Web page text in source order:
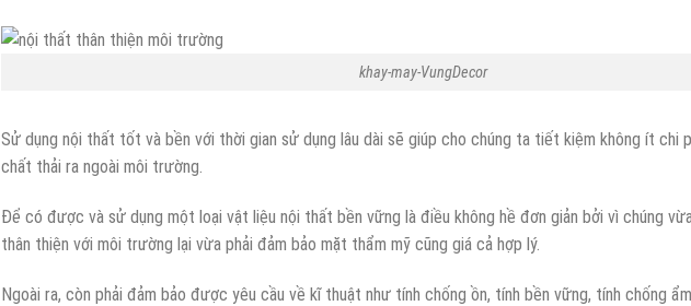
khay-may-VungDecor
Sử dụng nội thất tốt và bền với thời gian sử dụng lâu dài sẽ giúp cho chúng ta tiết kiệm không ít chi
chất thải ra ngoài môi trường.
Để có được và sử dụng một loại vật liệu nội thất bền vững là điều không hề đơn giản bởi vì chúng
thân thiện với môi trường lại vừa phải đảm bảo mặt thẩm mỹ cũng giá cả hợp lý.
Ngoài ra, còn phải đảm bảo được yêu cầu về kĩ thuật như tính chống ồn, tính bền vững, tính chống